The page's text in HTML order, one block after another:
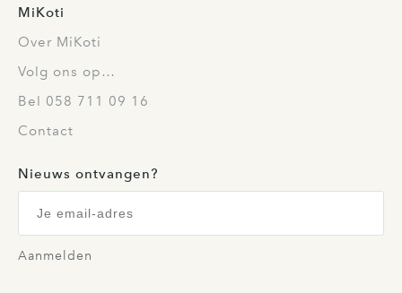
MiKoti
Over MiKoti
Volg ons op…
Bel 058 711 09 16
Contact
Nieuws ontvangen?
Aanmelden